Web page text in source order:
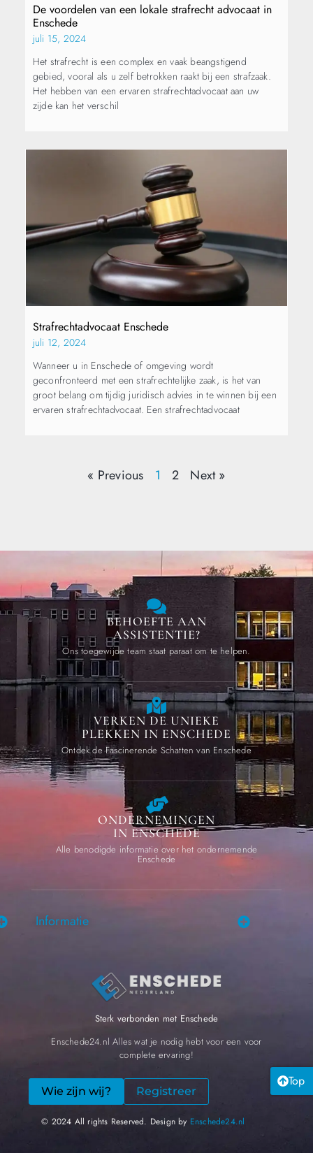
Top
De voordelen van een lokale strafrecht advocaat in
Enschede
juli 15, 2024
Het strafrecht is een complex en vaak beangstigend
gebied, vooral als u zelf betrokken raakt bij een strafzaak.
Het hebben van een ervaren strafrechtadvocaat aan uw
zijde kan het verschil
Strafrechtadvocaat Enschede
juli 12, 2024
Wanneer u in Enschede of omgeving wordt
geconfronteerd met een strafrechtelijke zaak, is het van
groot belang om tijdig juridisch advies in te winnen bij een
ervaren strafrechtadvocaat. Een strafrechtadvocaat
« Previous 1 2 Next »
BEHOEFTE AAN
ASSISTENTIE?
Ons toegewijde team staat paraat om te helpen.
VERKEN DE UNIEKE
PLEKKEN IN ENSCHEDE
Ontdek de Fascinerende Schatten van Enschede
ONDERNEMINGEN
IN ENSCHEDE
Alle benodigde informatie over het ondernemende
Enschede
Informatie
Sterk verbonden met Enschede
Enschede24.nl Alles wat je nodig hebt voor een voor
complete ervaring!
Wie zijn wij? Registreer
© 2024 All rights Reserved. Design by Enschede24.nl